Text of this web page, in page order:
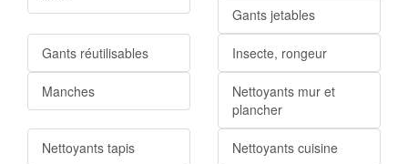
Gants jetables
Gants réutilisables Insecte, rongeur
Manches
Nettoyants mur et
plancher
Nettoyants tapis Nettoyants cuisine